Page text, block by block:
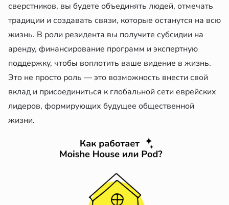
сверстников, вы будете объединять людей, отмечать
традиции и создавать связи, которые останутся на всю
жизнь. В роли резидента вы получите субсидии на
аренду, финансирование программ и экспертную
поддержку, чтобы воплотить ваше видение в жизнь.
Это не просто роль — это возможность внести свой
вклад и присоединиться к глобальной сети еврейских
лидеров, формирующих будущее общественной
жизни.